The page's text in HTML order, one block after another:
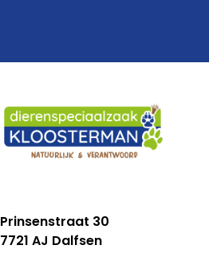
Prinsenstraat 30
7721 AJ Dalfsen